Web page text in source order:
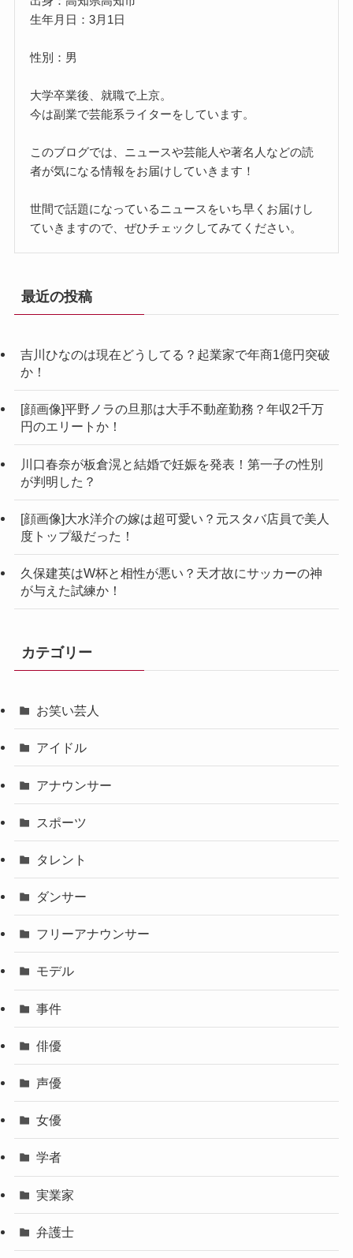
生年月日：3月1日
性別：男
大学卒業後、就職で上京。
今は副業で芸能系ライターをしています。
このブログでは、ニュースや芸能人や著名人などの読
者が気になる情報をお届けしていきます！
世間で話題になっているニュースをいち早くお届けし
ていきますので、ぜひチェックしてみてください。
最近の投稿
吉川ひなのは現在どうしてる？起業家で年商1億円突破
か！
[顔画像]平野ノラの旦那は大手不動産勤務？年収2千万
円のエリートか！
川口春奈が板倉滉と結婚で妊娠を発表！第一子の性別
が判明した？
[顔画像]大水洋介の嫁は超可愛い？元スタバ店員で美人
度トップ級だった！
久保建英はW杯と相性が悪い？天才故にサッカーの神
が与えた試練か！
カテゴリー
お笑い芸人
アイドル
アナウンサー
スポーツ
タレント
ダンサー
フリーアナウンサー
モデル
事件
俳優
声優
女優
学者
実業家
弁護士